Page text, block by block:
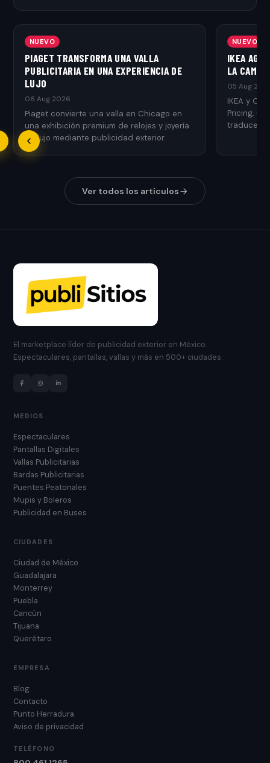
NUEVO
PIAGET TRANSFORMA UNA VALLA
PUBLICITARIA EN UNA EXPERIENCIA DE
LUJO
06 Aug 2026
Piaget convierte una valla en Chicago en
una exhibición premium de relojes y joyería
de lujo mediante publicidad exterior.
NUEVO
IKEA
LA
05 Aug
IKEA y
Pricing,
traduce el
Ver todos los artículos
El marketplace líder de publicidad exterior en México.
Espectaculares, pantallas, vallas y más en 500+ ciudades.
MEDIOS
Espectaculares
Pantallas Digitales
Vallas Publicitarias
Bardas Publicitarias
Puentes Peatonales
Mupis y Boleros
Publicidad en Buses
CIUDADES
Ciudad de México
Guadalajara
Monterrey
Puebla
Cancún
Tijuana
Querétaro
EMPRESA
Blog
Contacto
Punto Herradura
Aviso de privacidad
TELÉFONO